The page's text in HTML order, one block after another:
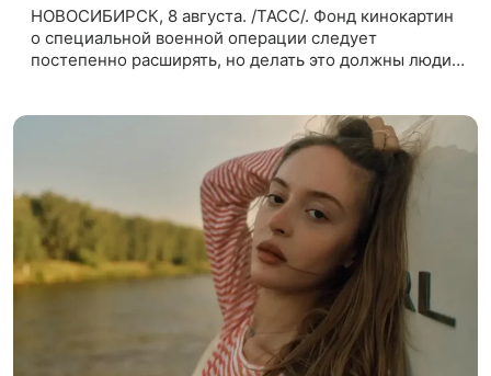
НОВОСИБИРСК, 8 августа. /ТАСС/. Фонд кинокартин
о специальной военной операции следует
постепенно расширять, но делать это должны люди,